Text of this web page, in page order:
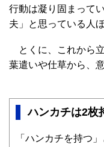
行動は凝り固まって
夫」と思っている人
とくに、これから
葉遣いや仕草から、
ハンカチは2枚
「ハンカチを持つ